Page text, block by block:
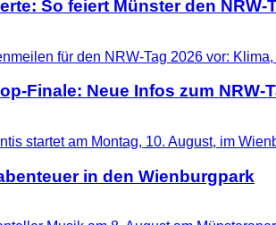
So feiert Münster den NRW-
Finale: Neue Infos zum NRW-
in den Wienburgpark